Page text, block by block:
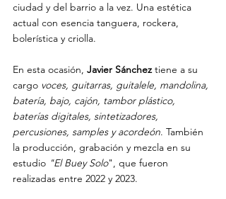
ciudad y del barrio a la vez. Una estética
actual con esencia tanguera, rockera,
bolerística y criolla.
En esta ocasión, Javier Sánchez tiene a su
cargo voces, guitarras, guitalele, mandolina,
batería, bajo, cajón, tambor plástico,
baterías digitales, sintetizadores,
percusiones, samples y acordeón. También
la producción, grabación y mezcla en su
estudio "El Buey Solo", que fueron
realizadas entre 2022 y 2023.